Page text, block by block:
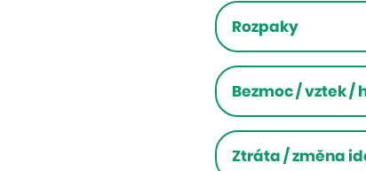
Rozpaky
Bezmoc / vztek /
Ztráta / změna